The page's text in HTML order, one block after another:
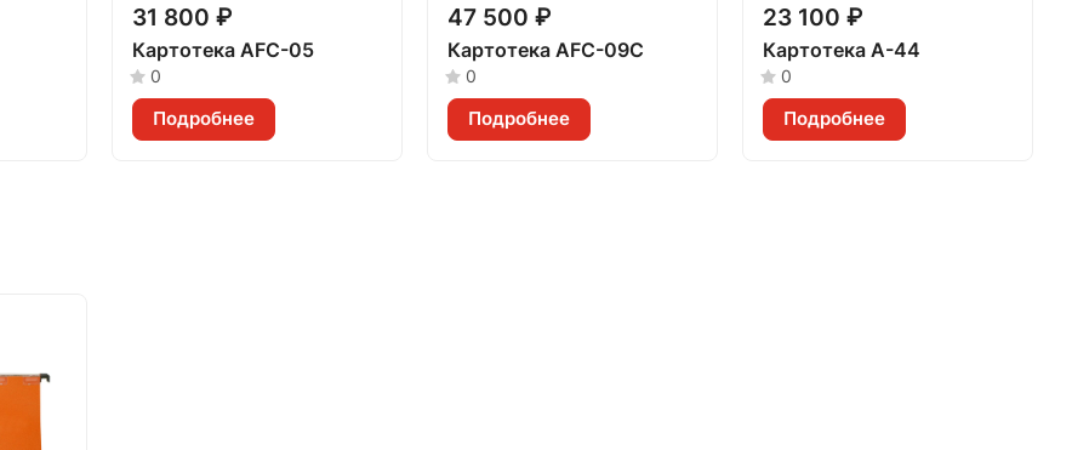
31 800 ₽
Картотека AFС-05
0
Подробнее
47 500 ₽
Картотека AFC-09C
0
Подробнее
23 100 ₽
Картотека А-44
0
Подробнее